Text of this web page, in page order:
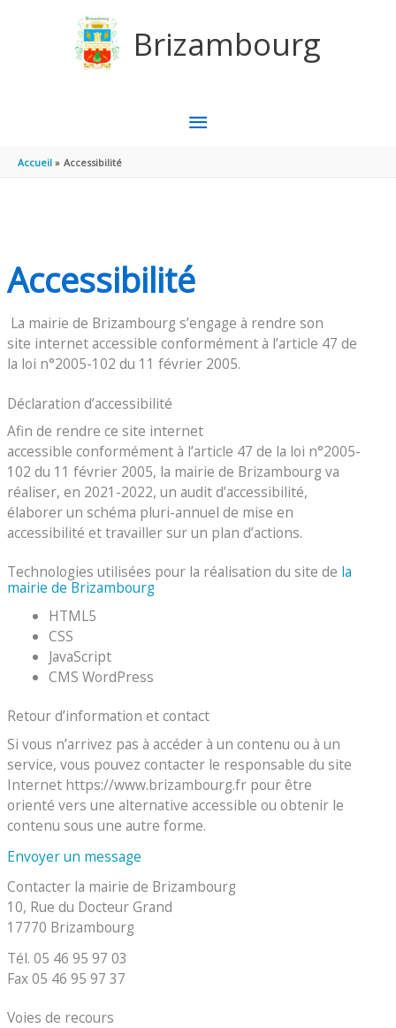
Brizambourg
MENU
Accueil Accessibilité
Accessibilité
La mairie de Brizambourg s’engage à rendre son
site internet accessible conformément à l’article 47 de
la loi n°2005-102 du 11 février 2005.
Déclaration d’accessibilité
Afin de rendre ce site internet
accessible conformément à l’article 47 de la loi n°2005-
102 du 11 février 2005, la mairie de Brizambourg va
réaliser, en 2021-2022, un audit d’accessibilité,
élaborer un schéma pluri-annuel de mise en
accessibilité et travailler sur un plan d’actions.
Technologies utilisées pour la réalisation du site de la
mairie de Brizambourg
HTML5
CSS
JavaScript
CMS WordPress
Retour d’information et contact
Si vous n’arrivez pas à accéder à un contenu ou à un
service, vous pouvez contacter le responsable du site
Internet https://www.brizambourg.fr pour être
orienté vers une alternative accessible ou obtenir le
contenu sous une autre forme.
Envoyer un message
Contacter la mairie de Brizambourg
10, Rue du Docteur Grand
17770 Brizambourg
Tél. 05 46 95 97 03
Fax 05 46 95 97 37
Voies de recours